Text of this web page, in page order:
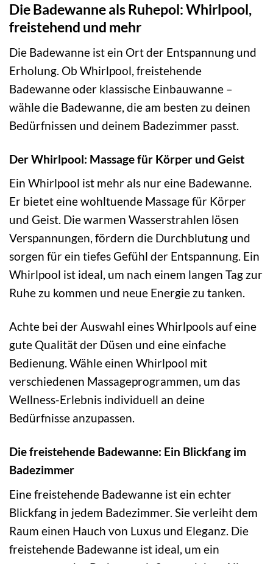
Die Badewanne als Ruhepol: Whirlpool,
freistehend und mehr
Die Badewanne ist ein Ort der Entspannung und
Erholung. Ob Whirlpool, freistehende
Badewanne oder klassische Einbauwanne –
wähle die Badewanne, die am besten zu deinen
Bedürfnissen und deinem Badezimmer passt.
Der Whirlpool: Massage für Körper und Geist
Ein Whirlpool ist mehr als nur eine Badewanne.
Er bietet eine wohltuende Massage für Körper
und Geist. Die warmen Wasserstrahlen lösen
Verspannungen, fördern die Durchblutung und
sorgen für ein tiefes Gefühl der Entspannung. Ein
Whirlpool ist ideal, um nach einem langen Tag zur
Ruhe zu kommen und neue Energie zu tanken.
Achte bei der Auswahl eines Whirlpools auf eine
gute Qualität der Düsen und eine einfache
Bedienung. Wähle einen Whirlpool mit
verschiedenen Massageprogrammen, um das
Wellness-Erlebnis individuell an deine
Bedürfnisse anzupassen.
Die freistehende Badewanne: Ein Blickfang im
Badezimmer
Eine freistehende Badewanne ist ein echter
Blickfang in jedem Badezimmer. Sie verleiht dem
Raum einen Hauch von Luxus und Eleganz. Die
freistehende Badewanne ist ideal, um ein